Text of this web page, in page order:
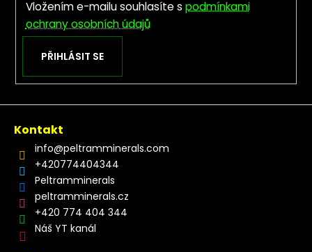
Vložením e-mailu souhlasíte s podmínkami
ochrany osobních údajů
PŘIHLÁSIT SE
Kontakt
info@peltramminerals.com
+420774404344
Peltramminerals
peltramminerals.cz
+420 774 404 344
Náš YT kanál